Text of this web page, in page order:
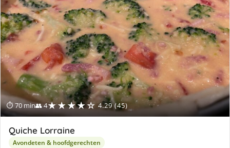
⏱ 70 min👥 4★★★★☆ 4.29 (45)
Quiche Lorraine
Avondeten & hoofdgerechten